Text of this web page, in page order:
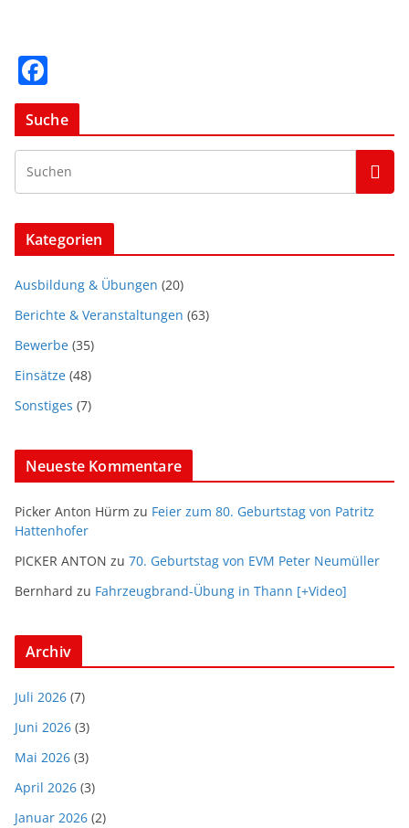
a
c
e
b
o
o
k
Suche
Kategorien
Ausbildung & Übungen (20)
Berichte & Veranstaltungen (63)
Bewerbe (35)
Einsätze (48)
Sonstiges (7)
Neueste Kommentare
Picker Anton Hürm zu Feier zum 80. Geburtstag von Patritz
Hattenhofer
PICKER ANTON zu 70. Geburtstag von EVM Peter Neumüller
Bernhard zu Fahrzeugbrand-Übung in Thann [+Video]
Archiv
Juli 2026 (7)
Juni 2026 (3)
Mai 2026 (3)
April 2026 (3)
Januar 2026 (2)